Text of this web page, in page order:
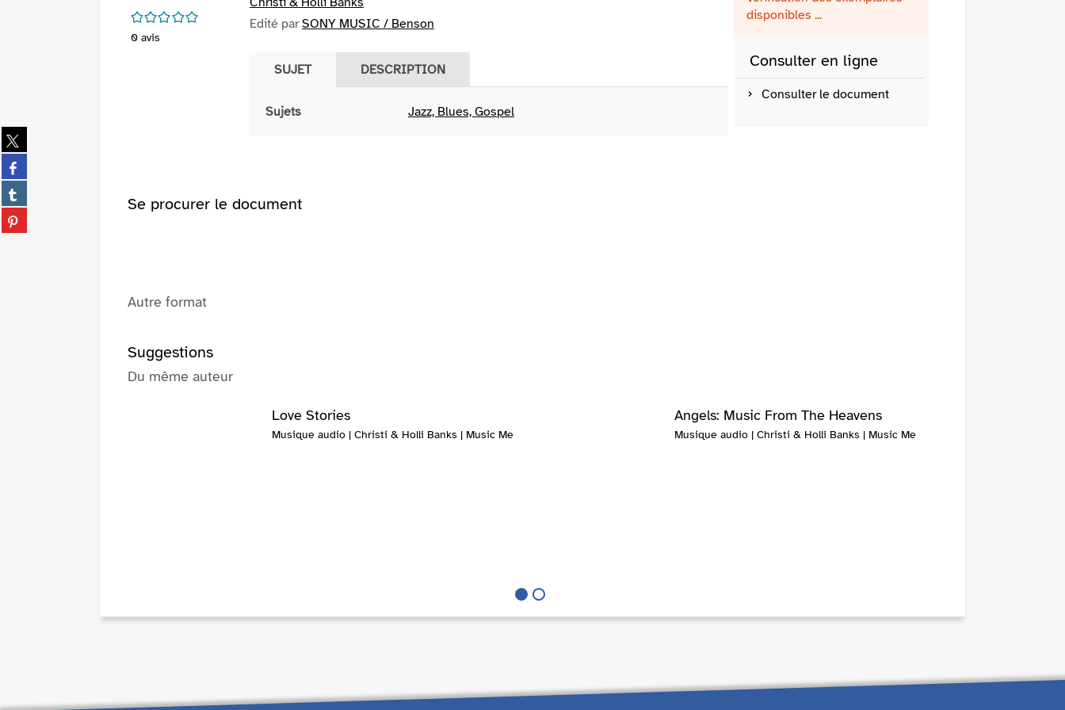
Partager
sur
twitter
(Nouvelle
fenêtre)
Partager
sur
facebook
(Nouvelle
fenêtre)
Partager
sur
tumblr
Partager
sur
/5
0 avis
Edité parSONY MUSIC / Benson
SUJET DESCRIPTION
Sujets Jazz, Blues, Gospel
disponibles ...
Consulter en ligne
Consulter le document
Se procurer le document
Autre format
Suggestions
Du même auteur
Love Stories
Musique audio | Christi & Holli Banks | Music Me
Angels: Music From The Heavens
Musique audio | Christi & Holli Banks | Music Me